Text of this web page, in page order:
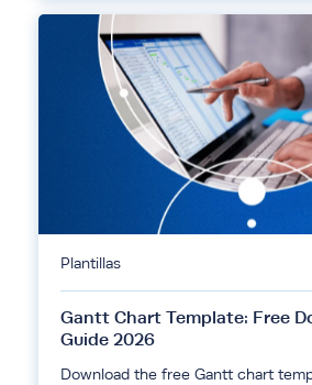
Plantillas
Gantt Chart Template: Free
Guide 2026
Download the free Gantt chart